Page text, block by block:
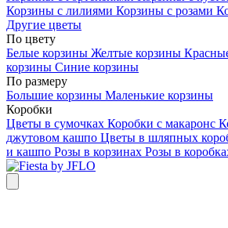
Корзины с лилиями Корзины с розами
Другие цветы
По цвету
Белые корзины Желтые корзины
корзины Синие корзины
По размеру
Большие корзины Маленькие корзины
Коробки
Цветы в сумочках Коробки с макаронс
джутовом кашпо Цветы в шляпных
и кашпо Розы в корзинах Розы в